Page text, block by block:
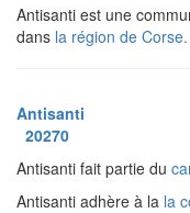
Antisanti est une
dans la région de Corse.
Antisanti
20270
Antisanti fait partie du
Antisanti adhère à la la